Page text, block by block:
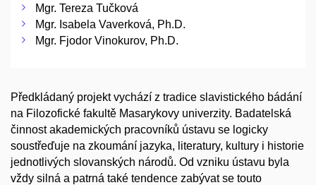
Mgr. Tereza Tučková
Mgr. Isabela Vaverková, Ph.D.
Mgr. Fjodor Vinokurov, Ph.D.
Předkládaný projekt vychází z tradice slavistického bádání
na Filozofické fakultě Masarykovy univerzity. Badatelská
činnost akademických pracovníků ústavu se logicky
soustřeďuje na zkoumání jazyka, literatury, kultury i historie
jednotlivých slovanských národů. Od vzniku ústavu byla
vždy silná a patrná také tendence zabývat se touto